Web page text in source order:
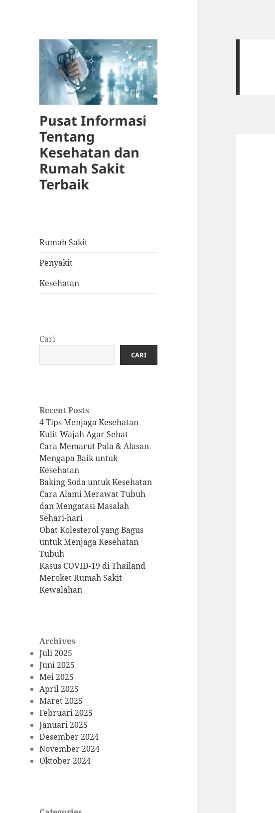
Pusat Informasi
Tentang
Kesehatan dan
Rumah Sakit
Terbaik
Rumah Sakit
Penyakit
Kesehatan
Cari
CARI
Recent Posts
4 Tips Menjaga Kesehatan
Kulit Wajah Agar Sehat
Cara Memarut Pala & Alasan
Mengapa Baik untuk
Kesehatan
Baking Soda untuk Kesehatan
Cara Alami Merawat Tubuh
dan Mengatasi Masalah
Sehari-hari
Obat Kolesterol yang Bagus
untuk Menjaga Kesehatan
Tubuh
Kasus COVID-19 di Thailand
Meroket Rumah Sakit
Kewalahan
Archives
Juli 2025
Juni 2025
Mei 2025
April 2025
Maret 2025
Februari 2025
Januari 2025
Desember 2024
November 2024
Oktober 2024